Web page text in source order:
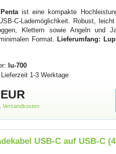
ist eine kompakte
C-Lademöglichkeit. Robust,
Klettern sowie Angeln und
Format.
Lieferumfang:
lu-700
1-3 Werktage
Versandkosten
USB-C auf USB-C